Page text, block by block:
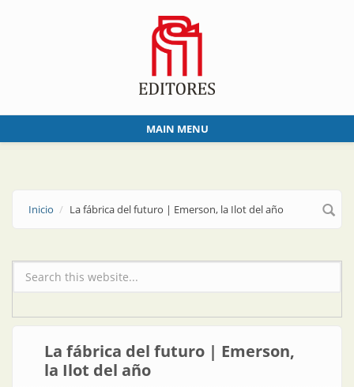
MAIN MENU
Inicio La fábrica del futuro | Emerson, la Ilot del año
Formulario de búsqueda
La fábrica del futuro | Emerson,
la Ilot del año